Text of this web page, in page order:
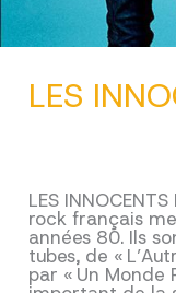
LES
LES
rock français
années 80. Ils
tubes, de «
par « Un Monde